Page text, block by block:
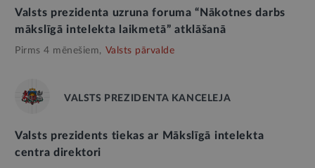
Valsts prezidenta uzruna foruma “Nākotnes darbs
mākslīgā intelekta laikmetā” atklāšanā
Pirms 4 mēnešiem, Valsts pārvalde
VALSTS PREZIDENTA KANCELEJA
Valsts prezidents tiekas ar Mākslīgā intelekta
centra direktori